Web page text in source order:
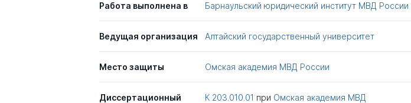
Работа выполнена в Барнаульский юридический институт МВД России
Ведущая организация Алтайский государственный университет
Место защиты Омская академия МВД России
Диссертационный
К 203.010.01 при Омская академия МВД